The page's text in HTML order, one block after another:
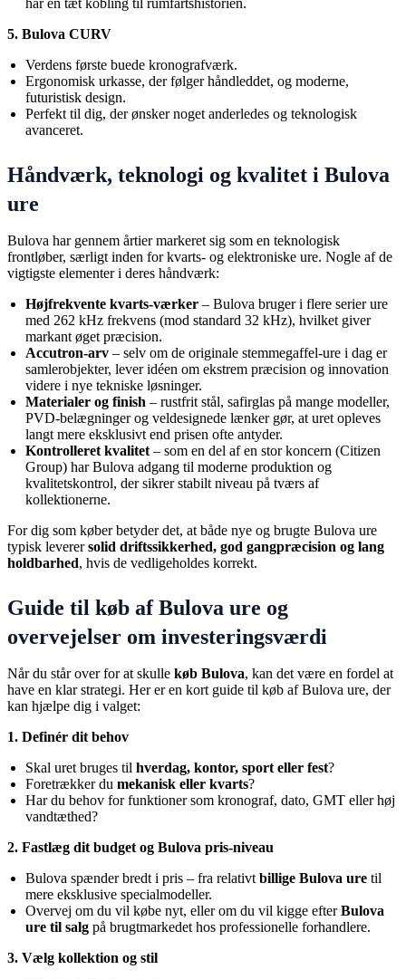
5. Bulova CURV
Verdens første buede kronografværk.
Ergonomisk urkasse, der følger håndleddet, og moderne,
futuristisk design.
Perfekt til dig, der ønsker noget anderledes og teknologisk
avanceret.
Håndværk, teknologi og kvalitet i Bulova
ure
Bulova har gennem årtier markeret sig som en teknologisk
frontløber, særligt inden for kvarts- og elektroniske ure. Nogle af de
vigtigste elementer i deres håndværk:
Højfrekvente kvarts-værker – Bulova bruger i flere serier ure
med 262 kHz frekvens (mod standard 32 kHz), hvilket giver
markant øget præcision.
Accutron-arv – selv om de originale stemmegaffel-ure i dag er
samlerobjekter, lever idéen om ekstrem præcision og innovation
videre i nye tekniske løsninger.
Materialer og finish – rustfrit stål, safirglas på mange modeller,
PVD-belægninger og veldesignede lænker gør, at uret opleves
langt mere eksklusivt end prisen ofte antyder.
Kontrolleret kvalitet – som en del af en stor koncern (Citizen
Group) har Bulova adgang til moderne produktion og
kvalitetskontrol, der sikrer stabilt niveau på tværs af
kollektionerne.
For dig som køber betyder det, at både nye og brugte Bulova ure
typisk leverersolid driftssikkerhed, god gangpræcision og lang
holdbarhed, hvis de vedligeholdes korrekt.
Guide til køb af Bulova ure og
overvejelser om investeringsværdi
Når du står over for at skulle køb Bulova, kan det være en fordel at
have en klar strategi. Her er en kort guide til køb af Bulova ure, der
kan hjælpe dig i valget:
1. Definér dit behov
Skal uret bruges til hverdag, kontor, sport eller fest?
Foretrækker du mekanisk eller kvarts?
Har du behov for funktioner som kronograf, dato, GMT eller høj
vandtæthed?
2. Fastlæg dit budget og Bulova pris-niveau
Bulova spænder bredt i pris – fra relativt billige Bulova ure til
mere eksklusive specialmodeller.
Overvej om du vil købe nyt, eller om du vil kigge efterBulova
ure til salg på brugtmarkedet hos professionelle forhandlere.
3. Vælg kollektion og stil